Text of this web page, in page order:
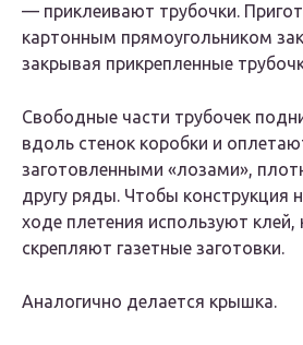
— приклеивают трубочки.
картонным прямоугольником
закрывая прикрепленные
Свободные части трубочек
вдоль стенок коробки и
заготовленными «лозами»,
другу ряды. Чтобы конструкция
ходе плетения используют
скрепляют газетные заготовки.
Аналогично делается крышка.